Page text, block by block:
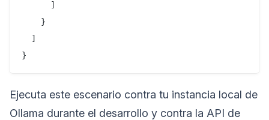
      ]
    }
  ]
Ejecuta este escenario contra tu instancia local de
Ollama durante el desarrollo y contra la API de